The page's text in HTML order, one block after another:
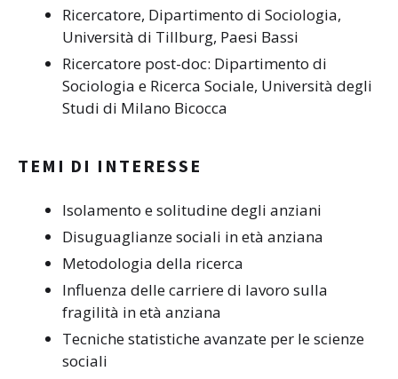
Ricercatore, Dipartimento di Sociologia,
Università di Tillburg, Paesi Bassi
Ricercatore post-doc: Dipartimento di
Sociologia e Ricerca Sociale, Università degli
Studi di Milano Bicocca
TEMI DI INTERESSE
Isolamento e solitudine degli anziani
Disuguaglianze sociali in età anziana
Metodologia della ricerca
Influenza delle carriere di lavoro sulla
fragilità in età anziana
Tecniche statistiche avanzate per le scienze
sociali